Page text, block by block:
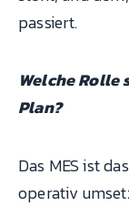
passiert.
Welche Rolle
Plan?
Das MES ist
operativ